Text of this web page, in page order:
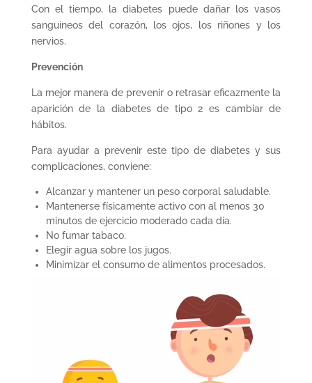
Con el tiempo, la diabetes puede dañar los vasos
sanguíneos del corazón, los ojos, los riñones y los
nervios.
Prevención
La mejor manera de prevenir o retrasar eficazmente la
aparición de la diabetes de tipo 2 es cambiar de
hábitos.
Para ayudar a prevenir este tipo de diabetes y sus
complicaciones, conviene:
Alcanzar y mantener un peso corporal saludable.
Mantenerse físicamente activo con al menos 30
minutos de ejercicio moderado cada día.
No fumar tabaco.
Elegir agua sobre los jugos.
Minimizar el consumo de alimentos procesados.